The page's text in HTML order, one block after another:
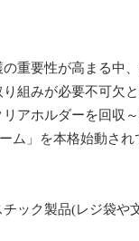
重要性が高まる中
組みが必要不可欠と
アホルダーを回収
ム」を本格始動され
ック製品(レジ袋や